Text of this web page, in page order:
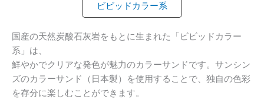
ビビッドカラー系
国産の天然炭酸石灰岩をもとに生まれた「ビビッドカラー
系」は、
鮮やかでクリアな発色が魅力のカラーサンドです。サンシン
ズのカラーサンド（日本製）を使用することで、独自の色彩
を存分に楽しむことができます。